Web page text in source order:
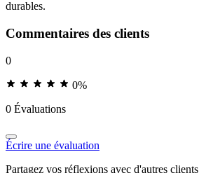
durables.
Commentaires des clients
0
0%
0 Évaluations
Écrire une évaluation
Partagez vos réflexions avec d'autres clients